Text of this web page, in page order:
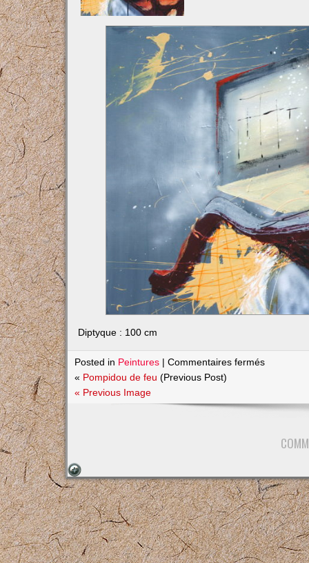
Diptyque : 100 cm
Posted in Peintures |Commentaires ferméssur
« Pompidou de feu (Previous Post)
« Previous Image